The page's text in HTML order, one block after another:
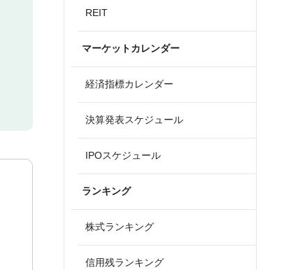
REIT
マーケットカレンダー
経済指標カレンダー
決算発表スケジュール
IPOスケジュール
ランキング
株式ランキング
信用残ランキング